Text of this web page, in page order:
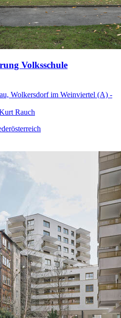
Volksschule
Wolkersdorf im Weinviertel (A) -
Rauch